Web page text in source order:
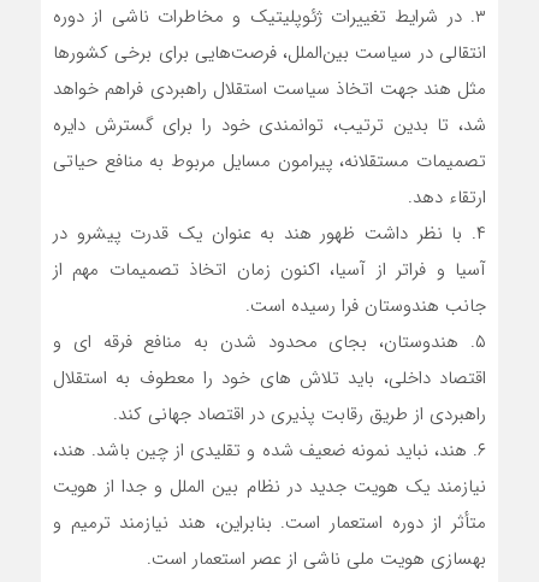
۳. در شرایط تغییرات ژئوپلیتیک و مخاطرات ناشی از دوره
انتقالی در سیاست بین‌الملل، فرصت‌هایی برای برخی کشورها
مثل هند جهت اتخاذ سیاست استقلال راهبردی فراهم خواهد
شد، تا بدین ترتیب، توانمندی خود را برای گسترش دایره
تصمیمات مستقلانه، پیرامون مسایل مربوط به منافع حیاتی
ارتقاء دهد.
۴. با نظر داشت ظهور هند به عنوان یک قدرت پیشرو در
آسیا و فراتر از آسیا، اکنون زمان اتخاذ تصمیمات مهم از
جانب هندوستان فرا رسیده است.
۵. هندوستان، بجای محدود شدن به منافع فرقه ای و
اقتصاد داخلی، باید تلاش های خود را معطوف به استقلال
راهبردی از طریق رقابت پذیری در اقتصاد جهانی کند.
۶. هند، نباید نمونه ضعیف شده و تقلیدی از چین باشد. هند،
نیازمند یک هویت جدید در نظام بین الملل و جدا از هویت
متأثر از دوره استعمار است. بنابراین، هند نیازمند ترمیم و
بهسازی هویت ملی ناشی از عصر استعمار است.